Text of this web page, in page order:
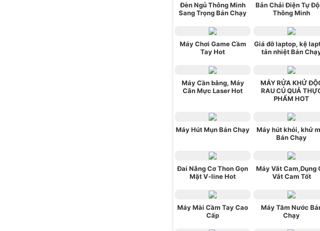
Đèn Ngủ Thông Minh
Sang Trọng Bán Chạy
Bản Chải Điện Tự
Thông Minh
Máy Chơi Game Cầm
Tay Hot
Giá đỡ laptop, kệ
tản nhiệt Bán
Máy Cần bằng, Máy
Cân Mực Laser Hot
MÁY RỬA KHỬ
RAU CỦ QUẢ
PHẨM HOT
Máy Hút Mụn Bán Chạy
Máy hút khói, khử
Bán Chạy
Đai Nâng Cơ Thon Gọn
Mặt V-line Hot
Máy Vắt Cam,Dụng
Vắt Cam Tốt
Máy Mài Cầm Tay Cao
Cấp
Máy Tăm Nước
Chạy